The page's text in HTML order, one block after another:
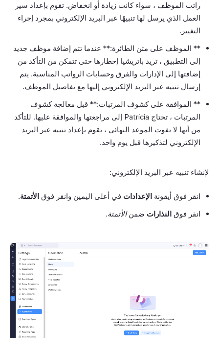
راتب الموظف ، سواء كانت زيادة أو انخفاض. تقوم بإعداد سير
العمل الذي يرسل لها تنبيهًا عبر البريد الإلكتروني بمجرد إجراء
التغيير.
** الموظف على متن الطائرة:** عندما تتم إضافة موظف جديد
إلى التطبيق ، تريد باتريشيا إخطارها حتى تتمكن من التأكد من
إضافتها إلى الإدارات والفرق وحسابات الرواتب المناسبة. يتم
إرسال تنبيه عبر البريد الإلكتروني إليها مع تفاصيل الموظف.
** الموافقة على كشوف المرتبات:** قبل معالجة كشوف
المرتبات ، تحتاج Patricia إلى مراجعتها والموافقة عليها. للتأكد
من أنها لا تفوت الموعد النهائي ، تقوم بإعداد تنبيه عبر البريد
الإلكتروني لتذكيرها قبل يوم واحد.
لإنشاء تنبيه عبر البريد الإلكتروني:
انقر فوق أيقونة الإعدادات في أعلى اليمين وانقر فوق الأتمتة.
انقر فوق النذارات ضمنالأتمتة.